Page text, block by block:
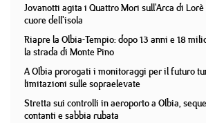
Jovanotti agita i Quattro Mori sull'Arca di
cuore dell'isola
Riapre la Olbia-Tempio: dopo 13 anni e 18
la strada di Monte Pino
A Olbia prorogati i monitoraggi per il futuro
limitazioni sulle sopraelevate
Stretta sui controlli in aeroporto a Olbia,
contanti e sabbia rubata